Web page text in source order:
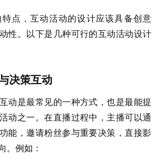
点，互动活动的设计应该具备创意
性。以下是几种可行的互动活动设计
决策互动
动是最常见的一种方式，也是最能提
动之一。在直播过程中，主播可以通
能，邀请粉丝参与重要决策，直接影
。例如：